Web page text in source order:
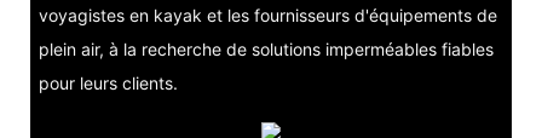
voyagistes en kayak et les fournisseurs d'équipements de
plein air, à la recherche de solutions imperméables fiables
pour leurs clients.